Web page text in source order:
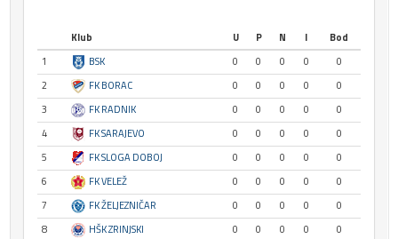
Klub U P N I
Bod
1
BSK 0 0 0 0
0
2
FK BORAC 0 0 0 0
0
3
FK RADNIK 0 0 0 0
0
4
FK SARAJEVO 0 0 0 0
0
5
FK SLOGA DOBOJ 0 0 0 0
0
6
FK VELEŽ 0 0 0 0
0
7
FK ŽELJEZNIČAR 0 0 0 0
0
8
HŠK ZRINJSKI 0 0 0 0
0